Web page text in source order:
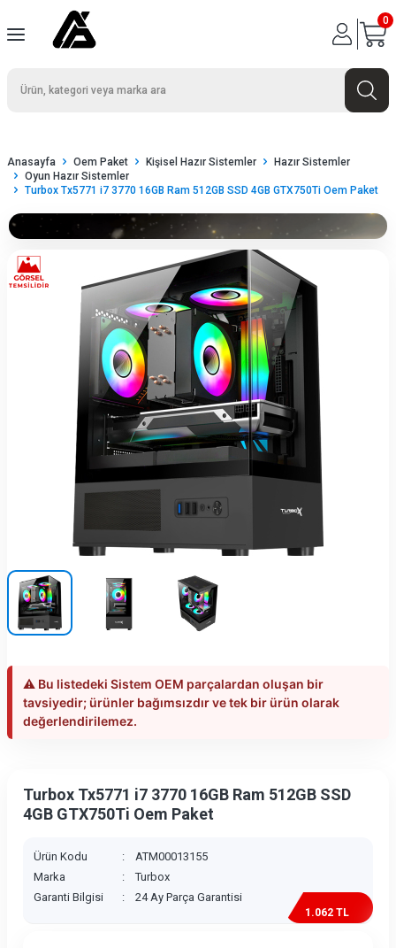
0
Anasayfa Oem Paket Kişisel Hazır Sistemler
Hazır Sistemler
Oyun Hazır Sistemler
Turbox Tx5771 i7 3770 16GB Ram 512GB SSD 4GB GTX750Ti Oem Paket
⚠️ Bu listedeki Sistem OEM parçalardan oluşan bir
tavsiyedir; ürünler bağımsızdır ve tek bir ürün olarak
değerlendirilemez.
Turbox Tx5771 i7 3770 16GB Ram 512GB SSD
4GB GTX750Ti Oem Paket
Ürün Kodu :
ATM00013155
Marka
:
Turbox
Garanti Bilgisi
: 24 Ay Parça Garantisi
1.062 TL